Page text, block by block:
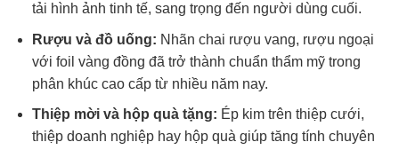
tải hình ảnh tinh tế, sang trọng đến người dùng cuối.
Rượu và đồ uống: Nhãn chai rượu vang, rượu ngoại
với foil vàng đồng đã trở thành chuẩn thẩm mỹ trong
phân khúc cao cấp từ nhiều năm nay.
Thiệp mời và hộp quà tặng: Ép kim trên thiệp cưới,
thiệp doanh nghiệp hay hộp quà giúp tăng tính chuyên